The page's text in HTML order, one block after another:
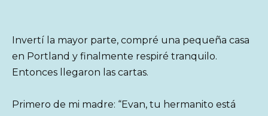
Invertí la mayor parte, compré una pequeña casa
en Portland y finalmente respiré tranquilo.
Entonces llegaron las cartas.
Primero de mi madre: “Evan, tu hermanito está